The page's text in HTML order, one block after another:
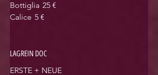
Bottiglia 25 €
Calice 5 €
LAGREIN DOC
ERSTE + NEUE